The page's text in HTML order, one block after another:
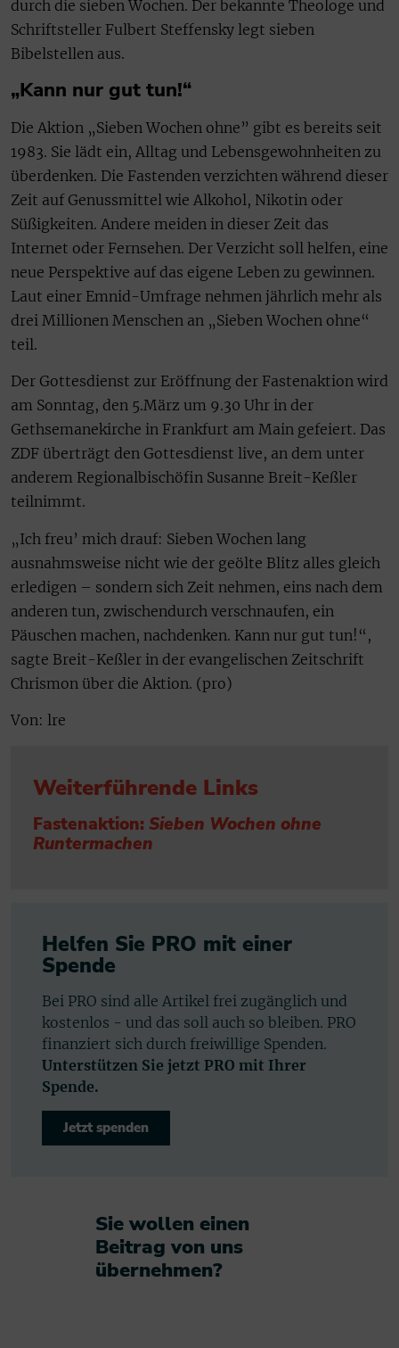
durch die sieben Wochen. Der bekannte Theologe und
Schriftsteller Fulbert Steffensky legt sieben
Bibelstellen aus.
„Kann nur gut tun!“
Die Aktion „Sieben Wochen ohne” gibt es bereits seit
1983. Sie lädt ein, Alltag und Lebensgewohnheiten zu
überdenken. Die Fastenden verzichten während dieser
Zeit auf Genussmittel wie Alkohol, Nikotin oder
Süßigkeiten. Andere meiden in dieser Zeit das
Internet oder Fernsehen. Der Verzicht soll helfen, eine
neue Perspektive auf das eigene Leben zu gewinnen.
Laut einer Emnid-Umfrage nehmen jährlich mehr als
drei Millionen Menschen an „Sieben Wochen ohne“
teil.
Der Gottesdienst zur Eröffnung der Fastenaktion wird
am Sonntag, den 5.März um 9.30 Uhr in der
Gethsemanekirche in Frankfurt am Main gefeiert. Das
ZDF überträgt den Gottesdienst live, an dem unter
anderem Regionalbischöfin Susanne Breit-Keßler
teilnimmt.
„Ich freu’ mich drauf: Sieben Wochen lang
ausnahmsweise nicht wie der geölte Blitz alles gleich
erledigen – sondern sich Zeit nehmen, eins nach dem
anderen tun, zwischendurch verschnaufen, ein
Päuschen machen, nachdenken. Kann nur gut tun!“,
sagte Breit-Keßler in der evangelischen Zeitschrift
Chrismon über die Aktion. (pro)
Von: lre
Weiterführende Links
Fastenaktion: Sieben Wochen ohne
Runtermachen
Helfen Sie PRO mit einer
Spende
Bei PRO sind alle Artikel frei zugänglich und
kostenlos - und das soll auch so bleiben. PRO
finanziert sich durch freiwillige Spenden.
Unterstützen Sie jetzt PRO mit Ihrer
Spende.
Jetzt spenden
Sie wollen einen
Beitrag von uns
übernehmen?​